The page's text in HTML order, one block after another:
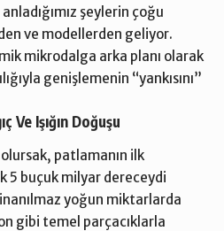
şeylerin çoğu
ve modellerden geliyor.
mikrodalga arka planı olarak
genişlemenin “yankısını”
Ve Işığın Doğuşu
patlamanın ilk
5 buçuk milyar dereceydi
yoğun miktarlarda
gibi temel parçacıklarla